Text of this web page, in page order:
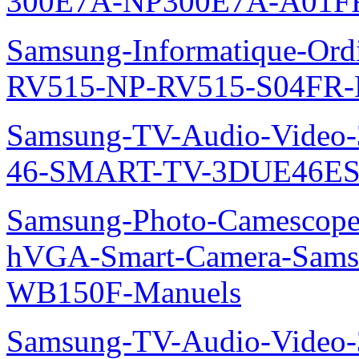
Samsung-Informatique-
RV515-NP-RV515-
Samsung-TV-Audio-
46-SMART-TV-
Samsung-Photo-
hVGA-Smart-Camera-
WB150F-Manuels
Samsung-TV-Audio-